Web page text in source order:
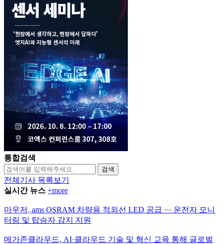
통합검색
검색
전체기사 목록보기
실시간 뉴스 +more
마우저, ams OSRAM 차량용 적외선 LED 공급 ··· 운전자 모니
터링 및 탑승자 감지 지원
메가존클라우드, AI·클라우드 기술 및 혁신 교육 통해 글로벌